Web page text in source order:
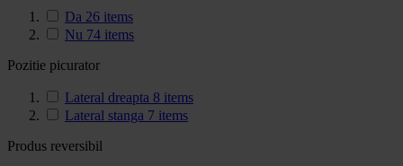
Da 26 items
Nu 74 items
Pozitie picurator
Lateral dreapta 8 items
Lateral stanga 7 items
Produs reversibil